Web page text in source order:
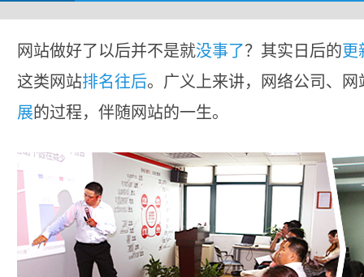
网站做好了以后并不是就没事了？其实日后的更
这类网站排名往后。广义上来讲，网络公司、
展的过程，伴随网站的一生。